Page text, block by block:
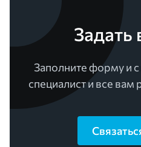
Задать
Заполните форму и
специалист и все вам